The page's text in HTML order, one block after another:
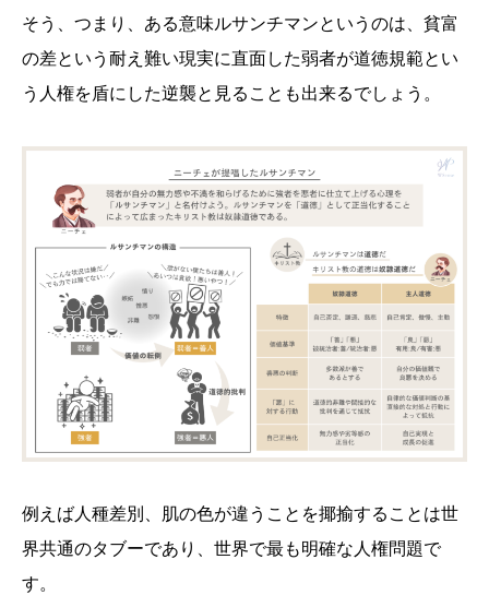
そう、つまり、ある意味ルサンチマンというのは、貧富
の差という耐え難い現実に直面した弱者が道徳規範とい
う人権を盾にした逆襲と見ることも出来るでしょう。
例えば人種差別、肌の色が違うことを揶揄することは世
界共通のタブーであり、世界で最も明確な人権問題で
す。